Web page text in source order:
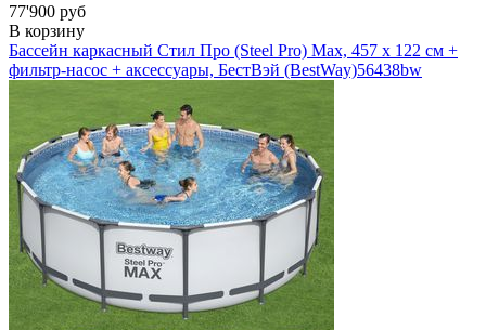
77'900 руб
В корзину
Бассейн каркасный Стил Про (Steel Pro) Мах, 457 х 122 см +
фильтр-насос + аксессуары, БестВэй (BestWay)56438bw